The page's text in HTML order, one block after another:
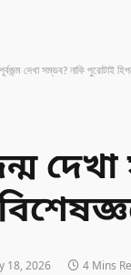
দেখা সম্ভব? নাকি
18, 2026 4 Mins